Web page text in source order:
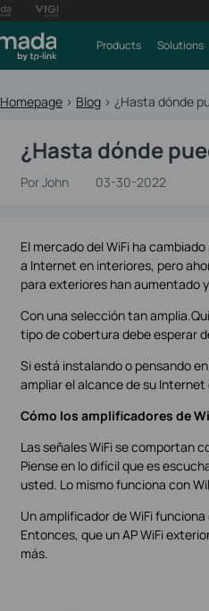
Products Solutions
Homepage > Blog > ¿Hasta dónde
¿Hasta dónde
Por John 03-30-2022
El mercado del WiFi ha
a Internet en interiores, pero
para exteriores han aumentado
Con una selección tan
tipo de cobertura debe esperar
Si está instalando o pensando
ampliar el alcance de su Internet
Cómo los amplificadores de
Las señales WiFi se comportan
Piense en lo difícil que es
usted. Lo mismo funciona con
Un amplificador de WiFi
Entonces, que un AP WiFi
más.